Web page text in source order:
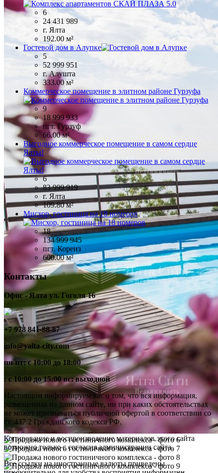
6
24 431 989
г. Ялта
192.00 м²
Гостевой дом в Алупке
5
52 999 951
г. Алушта
333.00 м²
Коммерческое помещение в элитном районе Гурзуфа
9
18 999 933
пгт. Гурзуф
66.00 м²
Выгодное коммерческое помещение в самом сердце
Ялты!
6
83 999 919
г. Ялта
109.80 м²
Мисхор, гостиница на 18 номеров
18
134 999 945
пгт. Кореиз
600.00 м²
Контакты
Офис - Ялта ул. Гоголя 16
+7 978 841-88-87
info@yalta-city.com
пн-пт: с 10:00 до 18:00
: с 10:00 до 15:00 вс: выходной
Настоящим информируем вас о том, что вся информация,
размещенная на данном сайте, ни при каких обстоятельствах
не может признаваться публичной офертой в соответствии со
ст. 437.2 Гражданского кодекса РФ.
Копирование и воспроизведение материалов этого сайта
возможно только с согласия администрации сайта.
Все ссылки на иностранные валюты приведены